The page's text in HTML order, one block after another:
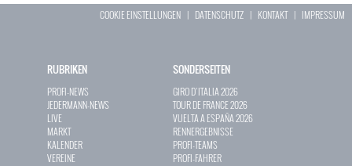
COOKIE EINSTELLUNGEN | DATENSCHUTZ | KONTAKT| IMPRESSUM
RUBRIKEN
PROFI-NEWS
JEDERMANN-NEWS
LIVE
MARKT
KALENDER
VEREINE
SONDERSEITEN
GIRO D`ITALIA 2026
TOUR DE FRANCE 2026
VUELTA A ESPAÑA 2026
RENNERGEBNISSE
PROFI-TEAMS
PROFI-FAHRER